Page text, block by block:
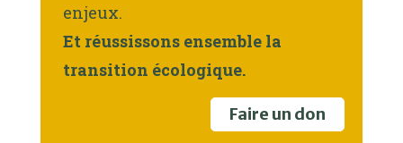
enjeux.
Et réussissons ensemble la
transition écologique.
Faire un don